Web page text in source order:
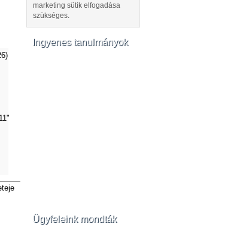
marketing sütik elfogadása
szükséges.
Ingyenes tanulmányok
Ügyfeleink mondták